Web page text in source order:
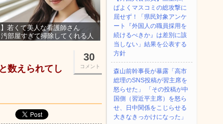
若くて美人な看護師さん
汚部屋すぎて掃除してくれる人
30
コメント
数えられてし
ぱよくマスコミの総攻撃に
屈せず！「県民対象アンケ
ート『外国人の職員採用を
続けるべきか』は差別に該
当しない」結果を公表する
方針
森山前幹事長が暴露「高市
総理のSNS投稿が習主席を
怒らせた」 「その投稿が中
国側（習近平主席）を怒ら
せ、日中関係をこじらせる
大きなきっかけになった」